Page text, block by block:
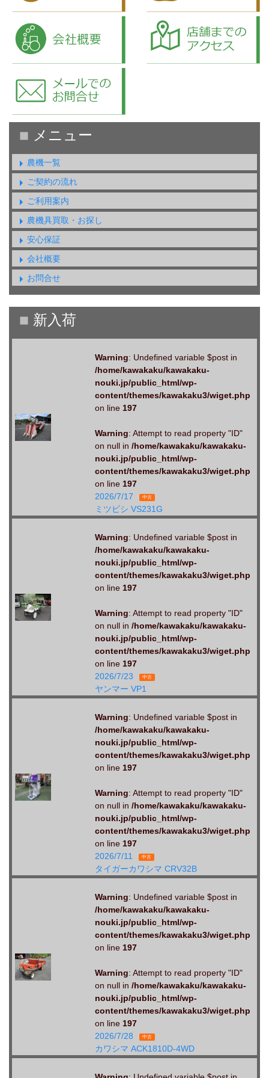
農機一覧
ご契約の流れ
ご利用案内
農機具買取・お探し
安心保証
会社概要
お問合せ
Warning: Undefined variable $post in
/home/kawakaku/kawakaku-
nouki.jp/public_html/wp-
content/themes/kawakaku3/wiget.php
on line 197
Warning: Attempt to read property "ID"
on null in /home/kawakaku/kawakaku-
nouki.jp/public_html/wp-
content/themes/kawakaku3/wiget.php
on line 197
2026/7/17
中古
ミツビシ VS231G
Warning: Undefined variable $post in
/home/kawakaku/kawakaku-
nouki.jp/public_html/wp-
content/themes/kawakaku3/wiget.php
on line 197
Warning: Attempt to read property "ID"
on null in /home/kawakaku/kawakaku-
nouki.jp/public_html/wp-
content/themes/kawakaku3/wiget.php
on line 197
2026/7/23
中古
ヤンマー VP1
Warning: Undefined variable $post in
/home/kawakaku/kawakaku-
nouki.jp/public_html/wp-
content/themes/kawakaku3/wiget.php
on line 197
Warning: Attempt to read property "ID"
on null in /home/kawakaku/kawakaku-
nouki.jp/public_html/wp-
content/themes/kawakaku3/wiget.php
on line 197
2026/7/11
中古
タイガーカワシマ CRV32B
Warning: Undefined variable $post in
/home/kawakaku/kawakaku-
nouki.jp/public_html/wp-
content/themes/kawakaku3/wiget.php
on line 197
Warning: Attempt to read property "ID"
on null in /home/kawakaku/kawakaku-
nouki.jp/public_html/wp-
content/themes/kawakaku3/wiget.php
on line 197
2026/7/28
中古
カワシマ ACK1810D-4WD